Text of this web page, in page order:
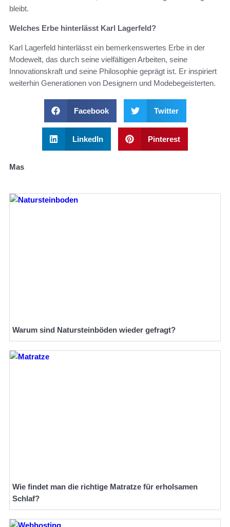
bleibt.
Welches Erbe hinterlässt Karl Lagerfeld?
Karl Lagerfeld hinterlässt ein bemerkenswertes Erbe in der
Modewelt, das durch seine vielfältigen Arbeiten, seine
Innovationskraft und seine Philosophie geprägt ist. Er inspiriert
weiterhin Generationen von Designern und Modebegeisterten.
Facebook Twitter
LinkedIn Pinterest
Mas
Warum sind Natursteinböden wieder gefragt?
Wie findet man die richtige Matratze für erholsamen
Schlaf?